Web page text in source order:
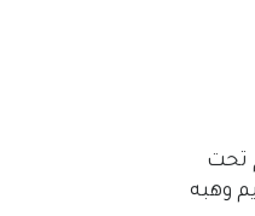
تحت
وهبه